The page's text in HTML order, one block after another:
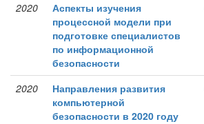
2020
Аспекты изучения
процессной модели при
подготовке специалистов
по информационной
безопасности
2020
Направления развития
компьютерной
безопасности в 2020 году